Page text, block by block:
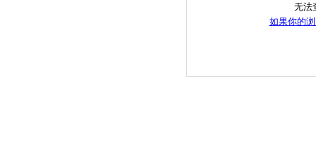
无法
如果你的